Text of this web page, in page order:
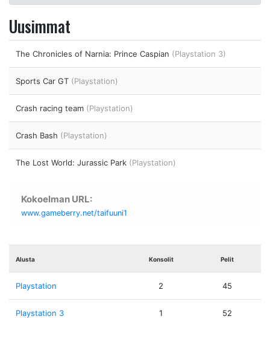
Uusimmat
The Chronicles of Narnia: Prince Caspian (Playstation 3)
Sports Car GT (Playstation)
Crash racing team (Playstation)
Crash Bash (Playstation)
The Lost World: Jurassic Park (Playstation)
Kokoelman URL:
www.gameberry.net/taifuuni1
Alusta Konsolit Pelit
Playstation 2 45
Playstation 3 1 52